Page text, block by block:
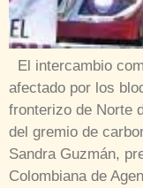
El intercambio
afectado por los
fronterizo de Norte
del gremio de
Sandra Guzmán,
Colombiana de